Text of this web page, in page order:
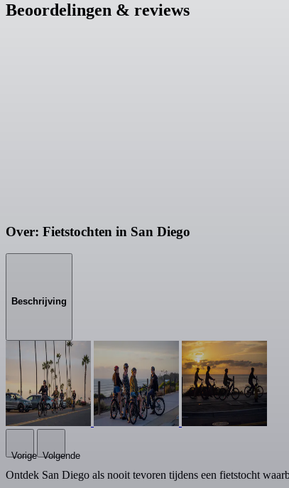
Beoordelingen & reviews
Over: Fietstochten in San Diego
Beschrijving
Vorige Volgende
Ontdek San Diego als nooit tevoren tijdens een fietstocht